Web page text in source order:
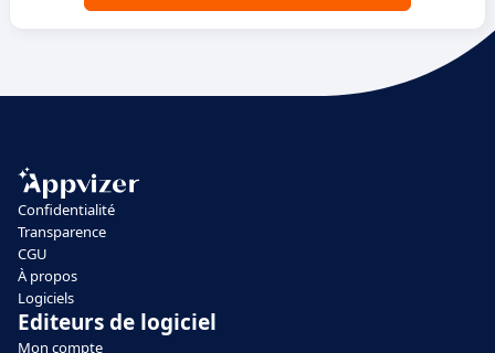
Confidentialité
Transparence
CGU
À propos
Logiciels
Editeurs de logiciel
Mon compte